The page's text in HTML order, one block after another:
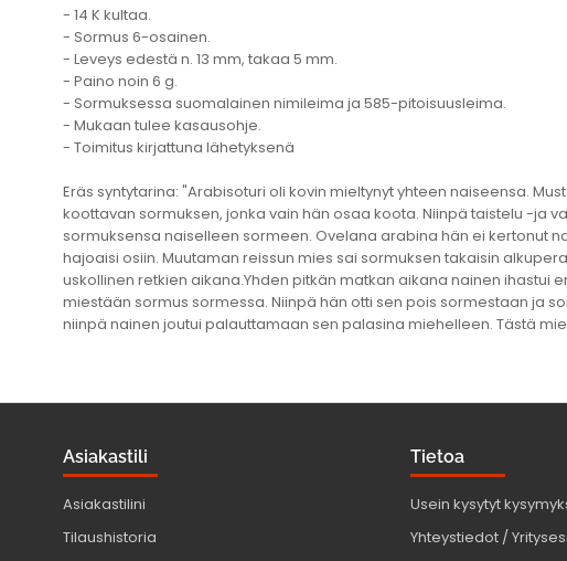
- 14 K kultaa.
- Sormus 6-osainen.
- Leveys edestä n. 13 mm, takaa 5 mm.
- Paino noin 6 g.
- Sormuksessa suomalainen nimileima ja 585-pitoisuusleima.
- Mukaan tulee kasausohje.
- Toimitus kirjattuna lähetyksenä
Eräs syntytarina: "Arabisoturi oli kovin mieltynyt yhteen naiseensa.
koottavan sormuksen, jonka vain hän osaa koota. Niinpä taistelu -ja
sormuksensa naiselleen sormeen. Ovelana arabina hän ei kertonut
hajoaisi osiin. Muutaman reissun mies sai sormuksen takaisin
uskollinen retkien aikana.Yhden pitkän matkan aikana nainen ihastui
miestään sormus sormessa. Niinpä hän otti sen pois sormestaan ja
niinpä nainen joutui palauttamaan sen palasina miehelleen. Tästä
Asiakastili
Asiakastilini
Tilaushistoria
Tietoa
Usein kysytyt
Yhteystiedot /